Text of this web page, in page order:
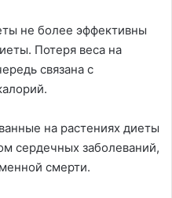
не более эффективны
Потеря веса на
связана с
на растениях диеты
сердечных заболеваний,
смерти.